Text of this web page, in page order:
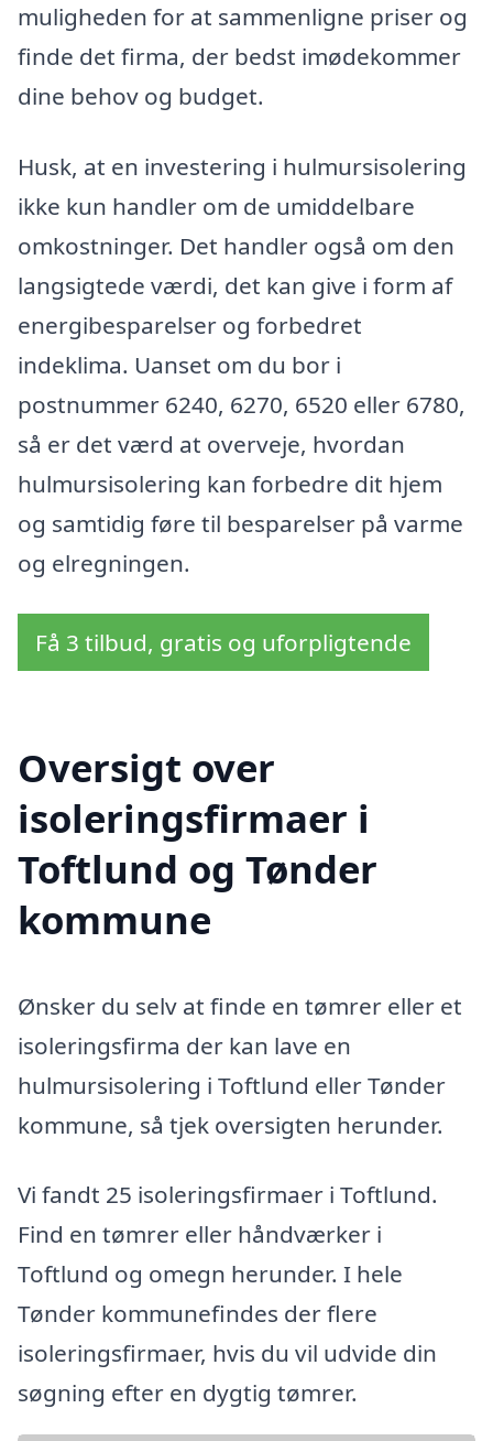
muligheden for at sammenligne priser og
finde det firma, der bedst imødekommer
dine behov og budget.
Husk, at en investering i hulmursisolering
ikke kun handler om de umiddelbare
omkostninger. Det handler også om den
langsigtede værdi, det kan give i form af
energibesparelser og forbedret
indeklima. Uanset om du bor i
postnummer 6240, 6270, 6520 eller 6780,
så er det værd at overveje, hvordan
hulmursisolering kan forbedre dit hjem
og samtidig føre til besparelser på varme
og elregningen.
Få 3 tilbud, gratis og uforpligtende
Oversigt over
isoleringsfirmaer i
Toftlund og Tønder
kommune
Ønsker du selv at finde en tømrer eller et
isoleringsfirma der kan lave en
hulmursisolering i Toftlund eller Tønder
kommune, så tjek oversigten herunder.
Vi fandt 25 isoleringsfirmaer i Toftlund.
Find en tømrer eller håndværker i
Toftlund og omegn herunder. I hele
Tønder kommunefindes der flere
isoleringsfirmaer, hvis du vil udvide din
søgning efter en dygtig tømrer.